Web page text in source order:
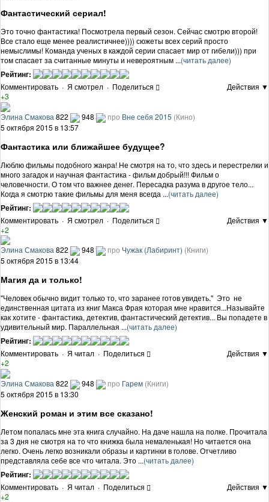
Фантастический сериал!
Это точно фантастика! Посмотрела первый сезон. Сейчас смотрю второй!
Все стало еще менее реалистичнее)))) сюжеты всех серий просто
немыслимы! Команда ученых в каждой серии спасает мир от гибели))) при
том спасает за считанные минуты и невероятным ...(читать далее)
Рейтинг:
Комментировать · Я смотрел · Поделиться
Действия ▼
+3
Элина Смакова 822 948 про Вне себя 2015 (Кино)
5 октября 2015 в 13:57
Фантастика или ближайшее будущее?
Люблю фильмы подобного жанра! Не смотря на то, что здесь и перестрелки и
много загадок и научная фантастика - фильм добрый!!! Фильм о
человечности. О том что важнее денег. Пересадка разума в другое тело...
Когда я смотрю такие фильмы для меня всегда ...(читать далее)
Рейтинг:
Комментировать · Я смотрел · Поделиться
Действия ▼
+2
Элина Смакова822 948 про Чужак (Лабиринт) (Книги)
5 октября 2015 в 13:44
Магия да и только!
"Человек обычно видит только то, что заранее готов увидеть." Это не
единственная цитата из книг Макса Фрая которая мне нравится...Называйте
как хотите - фантастика, детектив, фантастический детектив... Вы попадете в
удивительный мир. Параллельная ...(читать далее)
Рейтинг:
Комментировать · Я читал · Поделиться
Действия ▼
+2
Элина Смакова 822 948 про Гарем (Книги)
5 октября 2015 в 13:30
Женский роман и этим все сказано!
Летом попалась мне эта книга случайно. На даче нашла на полке. Прочитала
за 3 дня не смотря на то что книжка была немаленькая! Но читается она
легко. Очень легко возникали образы и картинки в голове. Отчетливо
представляла себе все что читала. Это ...(читать далее)
Рейтинг:
Комментировать · Я читал · Поделиться
Действия ▼
+2